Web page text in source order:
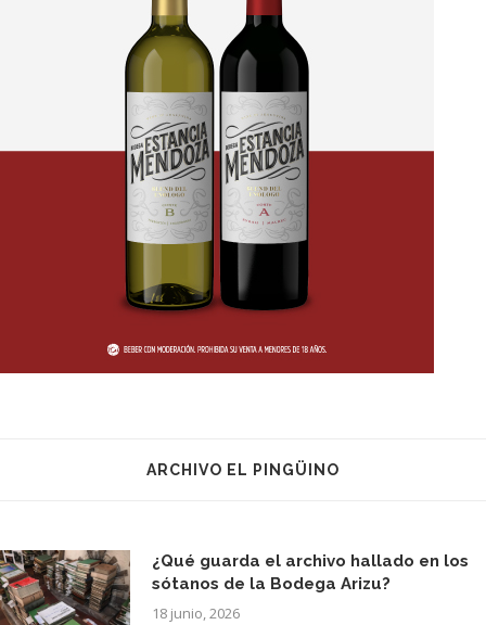
ARCHIVO EL PINGÜINO
¿Qué guarda el archivo hallado en los
sótanos de la Bodega Arizu?
18 junio, 2026